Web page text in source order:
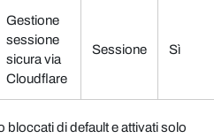
Gestione
sessione
sicura via
Cloudflare
Sessione Sì
bloccati di default e attivati solo